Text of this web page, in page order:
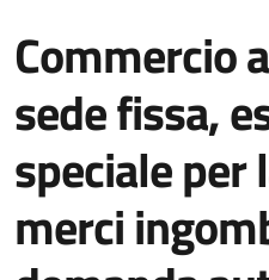
Commercio
sede fissa,
speciale per
merci